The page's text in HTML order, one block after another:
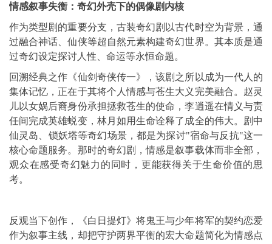
情感叙事失衡：奇幻外壳下的偶像剧内核
作为类型剧的重要分支，古装奇幻剧以古代时空为背景，通
过融合神话、仙侠等超自然元素构建奇幻世界。其本质是通
过奇幻设定探讨人性、命运等永恒命题。
回溯经典之作《仙剑奇侠传一》，该剧之所以成为一代人的
集体记忆，正在于其将个人情感与苍生大义完美融合。赵灵
儿以女娲后裔身份承担拯救苍生的使命，李逍遥在情义与责
任间完成英雄蜕变，林月如用生命诠释了成全的伟大。剧中
仙灵岛、锁妖塔等奇幻场景，都是为探讨"宿命与反抗"这一
核心命题服务。那时的奇幻剧，情感是叙事载体而非全部，
观众在感受奇幻魅力的同时，更能获得关于生命价值的思
考。
反观当下创作，《白日提灯》将鬼王与少年将军的契约恋爱
作为叙事主线，却把守护两界平衡的宏大命题简化为情感点